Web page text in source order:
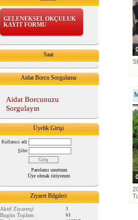
GELENEKSEL OKÇULUK
KAYIT FORMU
Saat
Aidat Borcu Sorgulama
Aidat Borcunuzu
Sorgulayın
Üyelik Girişi
Kullanıcı adı
Şifre
Parolamı unuttum
Üye olmak istiyorum
Ziyaret Bilgileri
Aktif Ziyaretçi 1
Bugün Toplam 61